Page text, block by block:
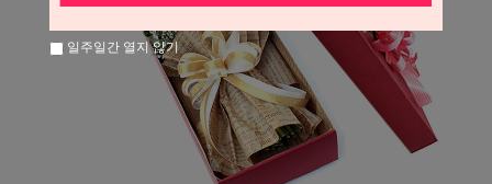
일주일간 열지 않기